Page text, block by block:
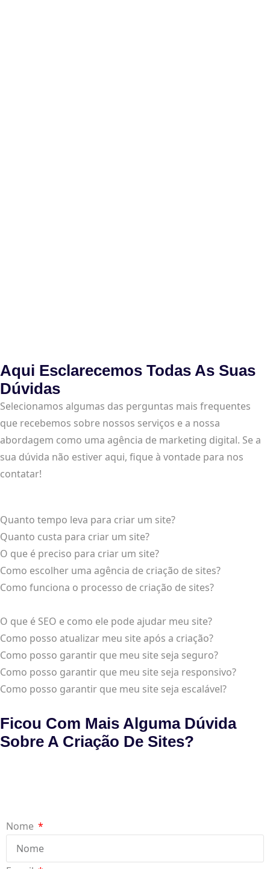
Aqui Esclarecemos Todas As Suas
Dúvidas
Selecionamos algumas das perguntas mais frequentes
que recebemos sobre nossos serviços e a nossa
abordagem como uma agência de marketing digital. Se a
sua dúvida não estiver aqui, fique à vontade para nos
contatar!
Quanto tempo leva para criar um site?
Quanto custa para criar um site?
O que é preciso para criar um site?
Como escolher uma agência de criação de sites?
Como funciona o processo de criação de sites?
O que é SEO e como ele pode ajudar meu site?
Como posso atualizar meu site após a criação?
Como posso garantir que meu site seja seguro?
Como posso garantir que meu site seja responsivo?
Como posso garantir que meu site seja escalável?
Ficou Com Mais Alguma Dúvida
Sobre A Criação De Sites?
Nome